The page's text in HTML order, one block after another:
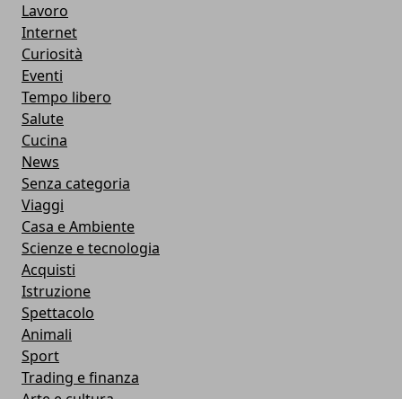
Lavoro
Internet
Curiosità
Eventi
Tempo libero
Salute
Cucina
News
Senza categoria
Viaggi
Casa e Ambiente
Scienze e tecnologia
Acquisti
Istruzione
Spettacolo
Animali
Sport
Trading e finanza